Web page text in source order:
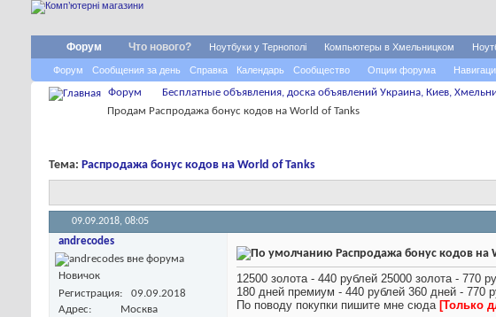
Форум
Форум Сообщения за день Справка Календарь Сообщество Опции форума
Что нового? Ноутбуки у Тернополі Компьютеры в Хмельницком
Форум Бесплатные объявления, доска объявлений Украина, Киев,
Продам Распродажа бонус кодов на World of Tanks
Тема: Распродажа бонус кодов на World of Tanks
09.09.2018, 08:05
andrecodes
Новичок
Регистрация
09.09.2018
Адрес
Москва
Распродажа бонус кодов на
12500 золота - 440 рублей 25000 золота - 770
180 дней премиум - 440 рублей 360 дней - 770
По поводу покупки пишите мне сюда [Только